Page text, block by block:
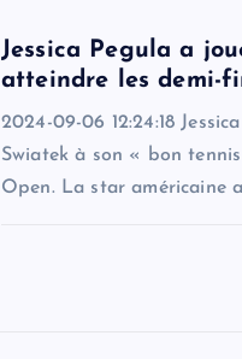
Jessica Pegula a
atteindre les demi-
2024-09-06 12:24:18
Swiatek à son « bon
Open. La star américaine